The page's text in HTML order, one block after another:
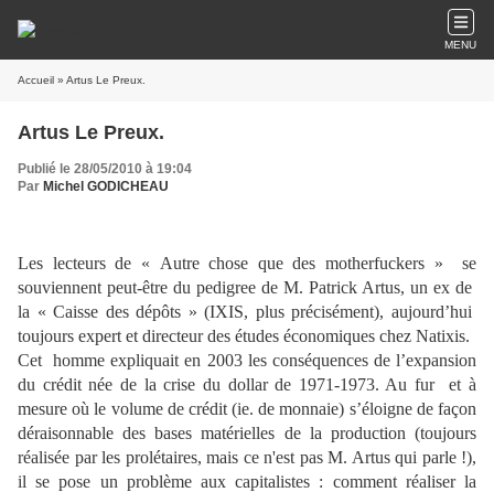
MENU
Accueil » Artus Le Preux.
Artus Le Preux.
Publié le 28/05/2010 à 19:04
Par Michel GODICHEAU
Les lecteurs de « Autre chose que des motherfuckers » se
souviennent peut-être du pedigree de M. Patrick Artus, un ex de
la « Caisse des dépôts » (IXIS, plus précisément), aujourd’hui
toujours expert et directeur des études économiques chez Natixis.
Cet homme expliquait en 2003 les conséquences de l’expansion
du crédit née de la crise du dollar de 1971-1973. Au fur et à
mesure où le volume de crédit (ie. de monnaie) s’éloigne de façon
déraisonnable des bases matérielles de la production (toujours
réalisée par les prolétaires, mais ce n'est pas M. Artus qui parle !),
il se pose un problème aux capitalistes : comment réaliser la